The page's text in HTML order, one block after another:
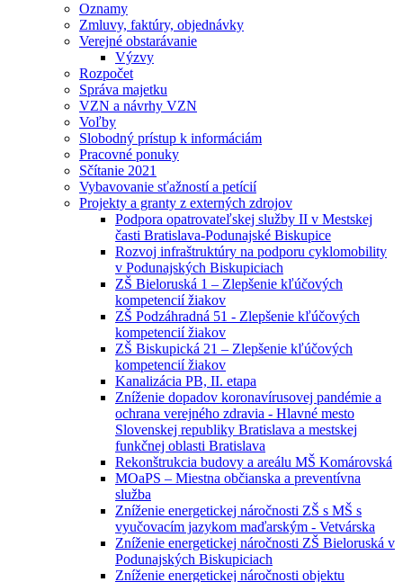
Oznamy
Zmluvy, faktúry, objednávky
Verejné obstarávanie
Výzvy
Rozpočet
Správa majetku
VZN a návrhy VZN
Voľby
Slobodný prístup k informáciám
Pracovné ponuky
Sčítanie 2021
Vybavovanie sťažností a petícií
Projekty a granty z externých zdrojov
Podpora opatrovateľskej služby II v Mestskej
časti Bratislava-Podunajské Biskupice
Rozvoj infraštruktúry na podporu cyklomobility
v Podunajských Biskupiciach
ZŠ Bieloruská 1 – Zlepšenie kľúčových
kompetencií žiakov
ZŠ Podzáhradná 51 - Zlepšenie kľúčových
kompetencií žiakov
ZŠ Biskupická 21 – Zlepšenie kľúčových
kompetencií žiakov
Kanalizácia PB, II. etapa
Zníženie dopadov koronavírusovej pandémie a
ochrana verejného zdravia - Hlavné mesto
Slovenskej republiky Bratislava a mestskej
funkčnej oblasti Bratislava
Rekonštrukcia budovy a areálu MŠ Komárovská
MOaPS – Miestna občianska a preventívna
služba
Zníženie energetickej náročnosti ZŠ s MŠ s
vyučovacím jazykom maďarským - Vetvárska
Zníženie energetickej náročnosti ZŠ Bieloruská v
Podunajských Biskupiciach
Zníženie energetickej náročnosti objektu